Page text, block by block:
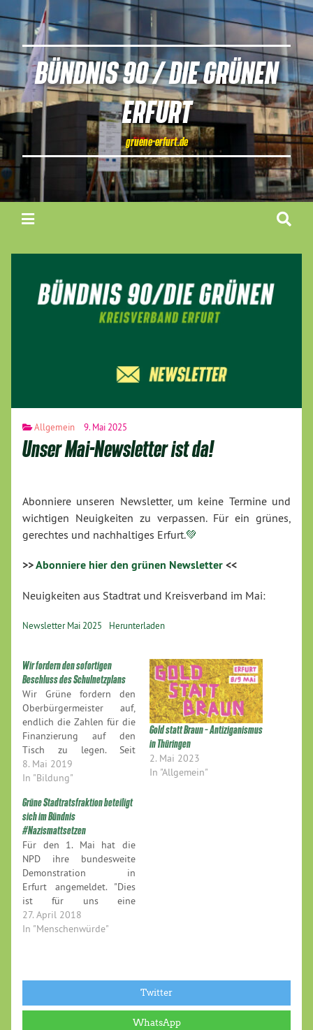
BÜNDNIS 90 / DIE GRÜNEN
ERFURT
gruene-erfurt.de
Allgemein 9. Mai 2025
Unser Mai-Newsletter ist da!
Abonniere unseren Newsletter, um keine Termine und
wichtigen Neuigkeiten zu verpassen. Für ein grünes,
gerechtes und nachhaltiges Erfurt.💚
>>Abonniere hier den grünen Newsletter<<
Neuigkeiten aus Stadtrat und Kreisverband im Mai:
Newsletter Mai 2025 Herunterladen
Wir fordern den sofortigen
Beschluss des Schulnetzplans
Wir Grüne fordern den
Oberbürgermeister auf,
endlich die Zahlen für die
Finanzierung auf den
Tisch zu legen. Seit
Monaten ist die Vorlage
angekündigt, aber sie
vor.
8. Mai 2019
In "Bildung"
Gold statt Braun – Antiziganismus
in Thüringen
2. Mai 2023
In "Allgemein"
Grüne Stadtratsfraktion beteiligt
sich im Bündnis
#Nazismattsetzen
Für den 1. Mai hat die
NPD ihre bundesweite
Demonstration in
Erfurt angemeldet. "Dies
ist für uns eine
mindestens doppelte
Provokation, der wir uns
wir selbstverständlich
für ein buntes und
vielfältiges Erfurt und
27. April 2018
In "Menschenwürde"
Twitter
WhatsApp